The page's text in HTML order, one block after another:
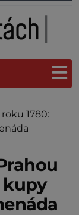
1780:
kupy